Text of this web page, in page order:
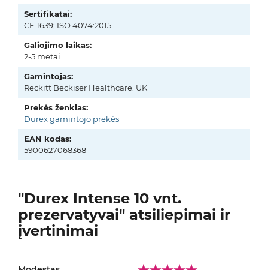
Sertifikatai:
CE 1639; ISO 4074:2015
Galiojimo laikas:
2-5 metai
Gamintojas:
Reckitt Beckiser Healthcare. UK
Prekės ženklas:
Durex gamintojo prekės
EAN kodas:
5900627068368
"Durex Intense 10 vnt.
prezervatyvai" atsiliepimai ir
įvertinimai